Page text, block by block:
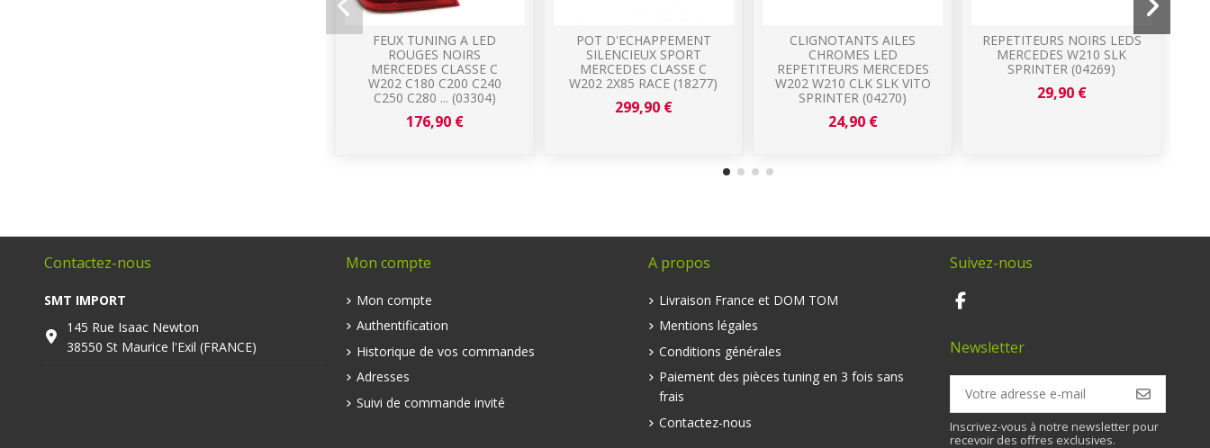
FEUX TUNING A LED
ROUGES NOIRS
MERCEDES CLASSE C
W202 C180 C200 C240
C250 C280 ... (03304)
176,90 €
POT D'ECHAPPEMENT
SILENCIEUX SPORT
MERCEDES CLASSE C
W202 2X85 RACE (18277)
299,90 €
CLIGNOTANTS AILES
CHROMES LED
REPETITEURS MERCEDES
W202 W210 CLK SLK VITO
SPRINTER (04270)
24,90 €
REPETITEURS NOIRS LEDS
MERCEDES W210 SLK
SPRINTER (04269)
29,90 €
Contactez-nous
SMT IMPORT
145 Rue Isaac Newton
38550 St Maurice l'Exil (FRANCE)
Mon compte
Mon compte
Authentification
Historique de vos commandes
Adresses
Suivi de commande invité
A propos
Livraison France et DOM TOM
Mentions légales
Conditions générales
Paiement des pièces tuning en 3 fois sans
frais
Contactez-nous
Suivez-nous
Newsletter
Inscrivez-vous à notre newsletter pour
recevoir des offres exclusives.